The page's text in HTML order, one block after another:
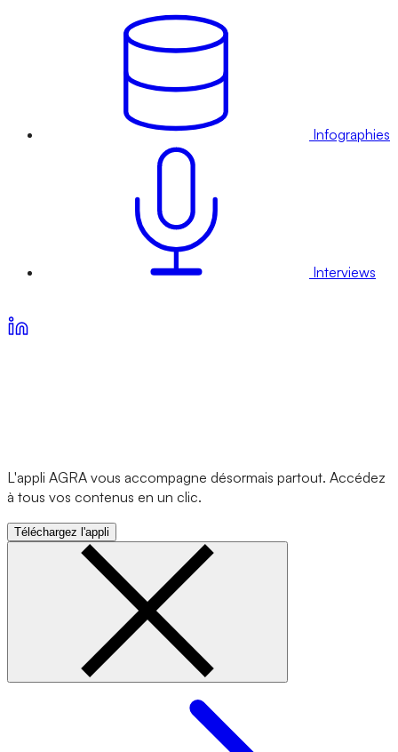
Infographies
Interviews
L'appli AGRA vous accompagne désormais partout. Accédez
à tous vos contenus en un clic.
Téléchargez l'appli